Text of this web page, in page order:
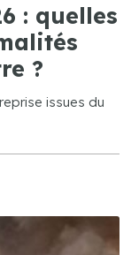
: quelles
?
issues du